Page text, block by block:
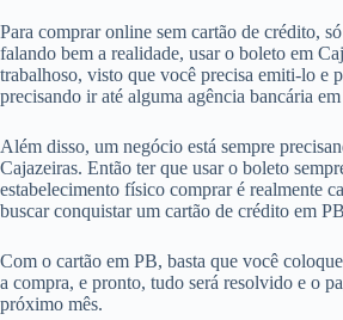
Para comprar online sem cartão de crédito,
falando bem a realidade, usar o boleto em
trabalhoso, visto que você precisa emiti-lo e
precisando ir até alguma agência bancária
Além disso, um negócio está sempre
Cajazeiras. Então ter que usar o boleto
estabelecimento físico comprar é realmente
buscar conquistar um cartão de crédito em
Com o cartão em PB, basta que você
a compra, e pronto, tudo será resolvido e o
próximo mês.